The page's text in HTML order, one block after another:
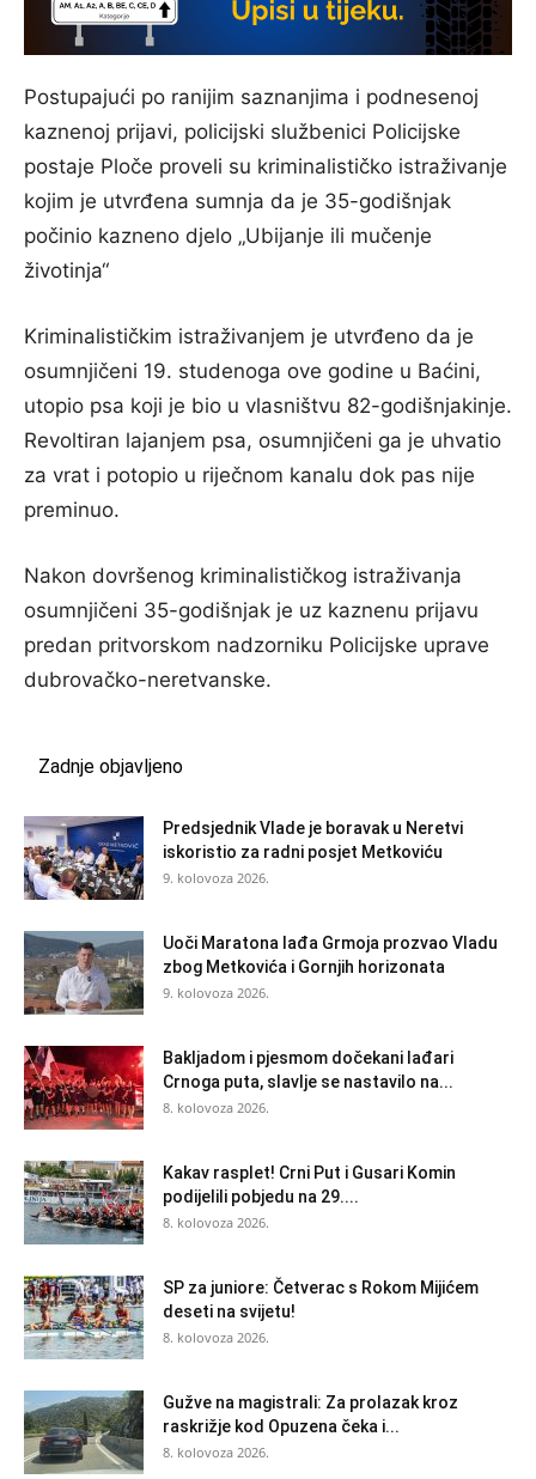
Postupajući po ranijim saznanjima i podnesenoj
kaznenoj prijavi, policijski službenici Policijske
postaje Ploče proveli su kriminalističko istraživanje
kojim je utvrđena sumnja da je 35-godišnjak
počinio kazneno djelo „Ubijanje ili mučenje
životinja“
Kriminalističkim istraživanjem je utvrđeno da je
osumnjičeni 19. studenoga ove godine u Baćini,
utopio psa koji je bio u vlasništvu 82-godišnjakinje.
Revoltiran lajanjem psa, osumnjičeni ga je uhvatio
za vrat i potopio u riječnom kanalu dok pas nije
preminuo.
Nakon dovršenog kriminalističkog istraživanja
osumnjičeni 35-godišnjak je uz kaznenu prijavu
predan pritvorskom nadzorniku Policijske uprave
dubrovačko-neretvanske.
Zadnje objavljeno
Predsjednik Vlade je boravak u Neretvi
iskoristio za radni posjet Metkoviću
9. kolovoza 2026.
Uoči Maratona lađa Grmoja prozvao Vladu
zbog Metkovića i Gornjih horizonata
9. kolovoza 2026.
Bakljadom i pjesmom dočekani lađari
Crnoga puta, slavlje se nastavilo na...
8. kolovoza 2026.
Kakav rasplet! Crni Put i Gusari Komin
podijelili pobjedu na 29....
8. kolovoza 2026.
SP za juniore: Četverac s Rokom Mijićem
deseti na svijetu!
8. kolovoza 2026.
Gužve na magistrali: Za prolazak kroz
raskrižje kod Opuzena čeka i...
8. kolovoza 2026.